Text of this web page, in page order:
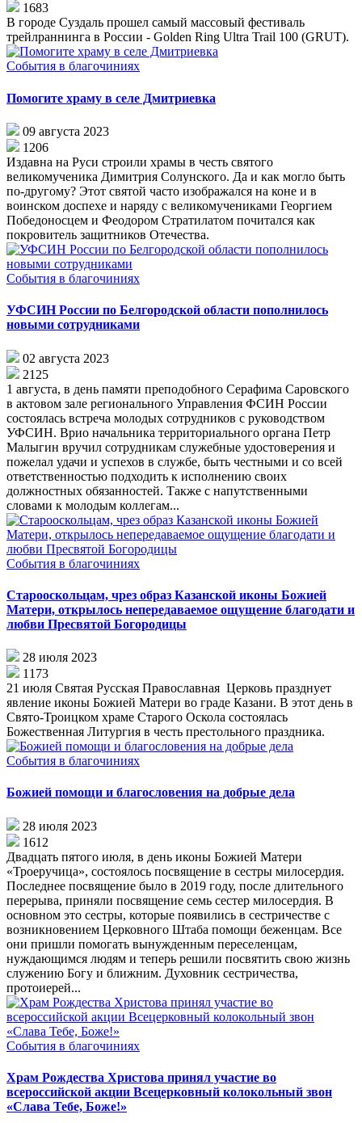
1683
В городе Суздаль прошел самый массовый фестиваль
трейлраннинга в России - Golden Ring Ultra Trail 100 (GRUT).
События в благочиниях
Помогите храму в селе Дмитриевка
09 августа 2023
1206
Издавна на Руси строили храмы в честь святого
великомученика Димитрия Солунского. Да и как могло быть
по-другому? Этот святой часто изображался на коне и в
воинском доспехе и наряду с великомучениками Георгием
Победоносцем и Феодором Стратилатом почитался как
покровитель защитников Отечества.
События в благочиниях
УФСИН России по Белгородской области пополнилось
новыми сотрудниками
02 августа 2023
2125
1 августа, в день памяти преподобного Серафима Саровского
в актовом зале регионального Управления ФСИН России
состоялась встреча молодых сотрудников с руководством
УФСИН. Врио начальника территориального органа Петр
Малыгин вручил сотрудникам служебные удостоверения и
пожелал удачи и успехов в службе, быть честными и со всей
ответственностью подходить к исполнению своих
должностных обязанностей. Также с напутственными
словами к молодым коллегам...
События в благочиниях
Старооскольцам, чрез образ Казанской иконы Божией
Матери, открылось непередаваемое ощущение благодати и
любви Пресвятой Богородицы
28 июля 2023
1173
21 июля Святая Русская Православная Церковь празднует
явление иконы Божией Матери во граде Казани. В этот день в
Свято-Троицком храме Старого Оскола состоялась
Божественная Литургия в честь престольного праздника.
События в благочиниях
Божией помощи и благословения на добрые дела
28 июля 2023
1612
Двадцать пятого июля, в день иконы Божией Матери
«Троеручица», состоялось посвящение в сестры милосердия.
Последнее посвящение было в 2019 году, после длительного
перерыва, приняли посвящение семь сестер милосердия. В
основном это сестры, которые появились в сестричестве с
возникновением Церковного Штаба помощи беженцам. Все
они пришли помогать вынужденным переселенцам,
нуждающимся людям и теперь решили посвятить свою жизнь
служению Богу и ближним. Духовник сестричества,
протоиерей...
События в благочиниях
Храм Рождества Христова принял участие во
всероссийской акции Всецерковный колокольный звон
«Слава Тебе, Боже!»